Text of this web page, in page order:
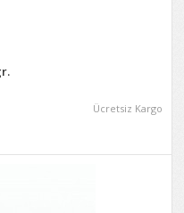
Ücretsiz Kargo